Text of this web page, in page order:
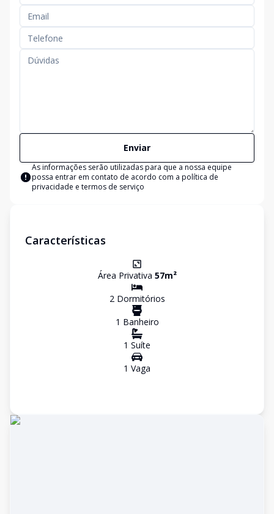
Enviar
As informações serão utilizadas para que a nossa equipe
possa entrar em contato de acordo com a política de
privacidade e termos de serviço
Características
Área Privativa 57m²
2Dormitórios
1 Banheiro
1 Suíte
1 Vaga